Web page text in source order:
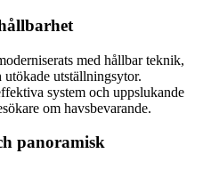
med hållbar teknik,
utökade utställningsytor.
system och uppslukande
om havsbevarande.
panoramisk